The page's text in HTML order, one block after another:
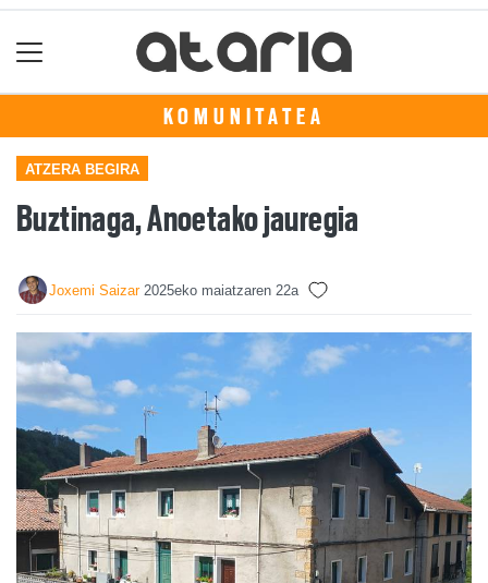
KOMUNITATEA
ATZERA BEGIRA
Buztinaga, Anoetako jauregia
Joxemi Saizar 2025eko maiatzaren 22a